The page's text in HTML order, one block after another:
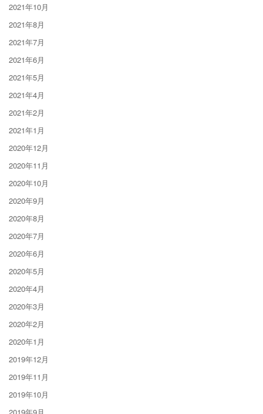
2021年10月
2021年8月
2021年7月
2021年6月
2021年5月
2021年4月
2021年2月
2021年1月
2020年12月
2020年11月
2020年10月
2020年9月
2020年8月
2020年7月
2020年6月
2020年5月
2020年4月
2020年3月
2020年2月
2020年1月
2019年12月
2019年11月
2019年10月